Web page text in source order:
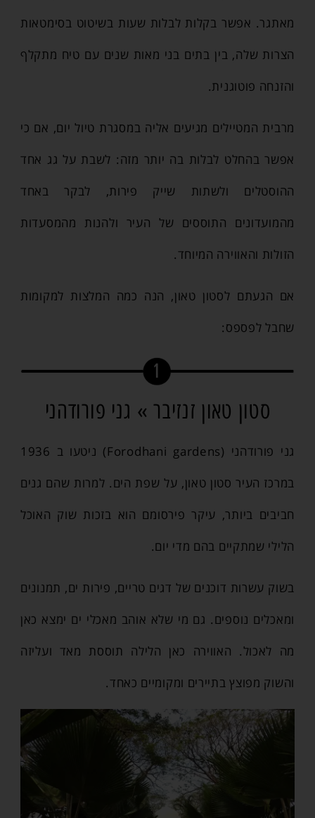
מאתגר. אפשר בקלות לבלות שעות בשיטוט בסימטאות
הצרות שלה, בין בתים בני מאות שנים עם טיח מתקלף
והזנחה פוטוגנית.
מרבית המטיילים מגיעים אליה במסגרת טיול יום, אם כי
אפשר בהחלט לבלות בה יותר מזה: לשבת על גג אחד
ההוסטלים ולשתות שייק פירות, לבקר באחד
מהמועדונים התוססים של העיר ולהנות מהמסעדות
הזולות והאווירה המיוחד.
אם הגעתם לסטון טאון, הנה כמה המלצות למקומות
שחבל לפספס:
סטון טאון זנזיבר » גני פורודהני
גני פורודהני (Forodhani gardens) ניטעו ב 1936
במרכז העיר סטון טאון, על שפת הים. למרות שהם גנים
חביבים ביותר, עיקר פירסומם הוא בזכות שוק האוכל
הלילי שמתקיים בהם מדי יום.
בשוק עשרות דוכנים של דגים טריים, פירות ים, תמנונים
ומאכלים נוספים. גם מי שלא אוהב מאכלי ים ימצא כאן
מה לאכול. האווירה כאן הלילה תוססת מאד ועליזה
והשוק מפוצץ בתיירים ומקומיים כאחד.